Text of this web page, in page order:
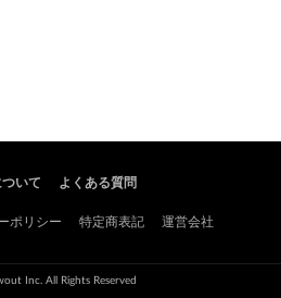
いて よくある質問
ポリシー 特定商表記 運営会社
Inc. All Rights Reserved